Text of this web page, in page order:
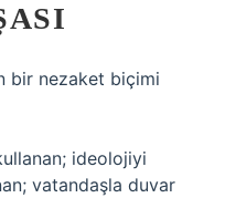
bir nezaket biçimi
ideolojiyi
vatandaşla duvar